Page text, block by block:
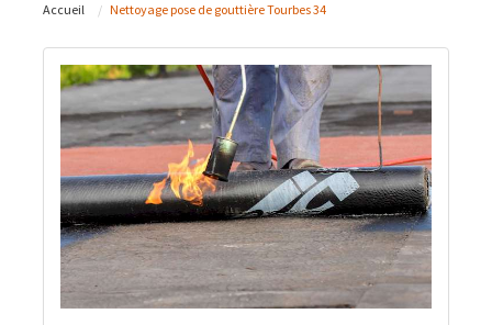
Accueil Nettoyage pose de gouttière Tourbes 34